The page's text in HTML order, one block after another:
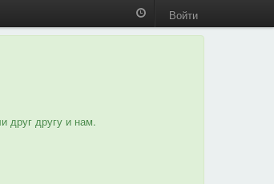
Войти
друг другу и нам.